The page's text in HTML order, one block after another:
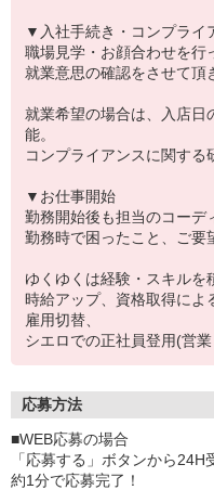
▼入社手続き・コンプライ
職場見学・お顔合わせを行
就業意思の確認をさせて頂
就業希望の場合は、入店日
能。
コンプライアンスに関する
▼お仕事開始
勤務開始後も担当のコーデ
勤務時で困ったこと、ご要
ゆくゆくは経験・スキルを
時給アップ、資格取得によ
雇用切替、
シエロでの正社員登用(営
応募方法
■WEB応募の場合
「応募する」ボタンから24H
約1分で応募完了！